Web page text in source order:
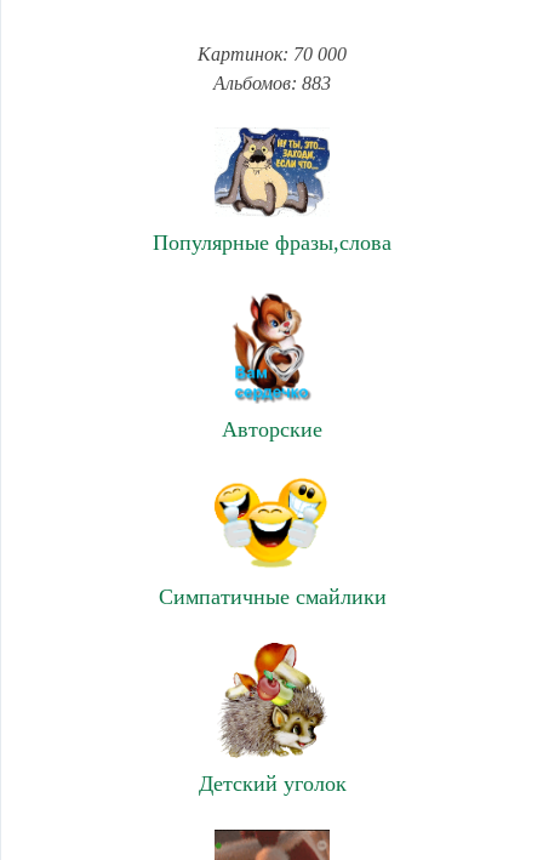
Картинок: 70 000
Альбомов: 883
Популярные фразы,слова
Авторские
Симпатичные смайлики
Детский уголок